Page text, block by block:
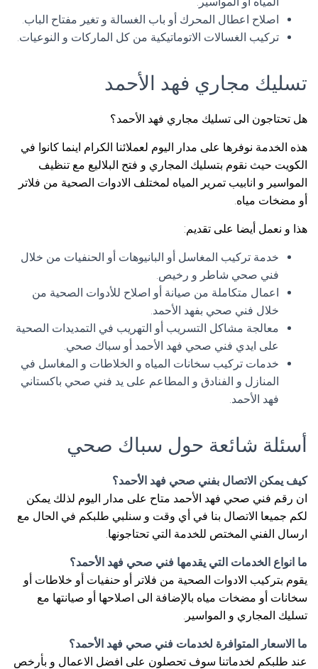
اصلاح اعطال المحرك أو باب الغسالة و تغير مفتاح الباب.
تركيب الغسالات الاتوماتيكية من كل الماركات و النوعيات.
تسليك مجاري فهد الأحمد
هل تحتاجون الى تسليك مجاري فهد الأحمد؟
هذه الخدمة نوفرها على مدار اليوم لعملائنا الكرام اينما كانوا في
الكويت حيث نقوم بتسليك المجاري و فتح البلاليع مع تنظيف
المواسير و انابيب تمرير المياه لمختلف الادوات الصحية من فلاتر
أو مضخات مياه.
هذا و نعمل أيضا على تقديم:
خدمة تركيب المغاسل أو البانيوهات أو الحنفيات من خلال
فني صحي شاطر و رخيص.
اعمال متكاملة من صيانة أو اصلاح للأدوات الصحية من
خلال فني صحي بفهد الأحمد.
معالجة مشاكل التسريب أو التهريب في التمديدات الصحية
على ايدي فني صحي فهد الأحمد أو سباك صحي.
خدمات تركيب سخانات المياه و الخلاطات و المغاسل في
المنازل و الفنادق و المطاعم على يد فني صحي باكستاني
فهد الأحمد.
أسئلة شائعة حول سباك صحي
كيف يمكن الاتصال بفني صحي فهد الأحمد؟
ان رقم فني صحي فهد الأحمد متاح على مدار اليوم لذلك يمكن
لكم جميعا الاتصال بنا في أي وقت و سنلبي طلبكم في الحال مع
ارسال الفني المختص للخدمة التي تحتاجونها.
ما انواع الخدمات التي يقدمها فني صحي فهد الأحمد؟
يقوم بتركيب الادوات الصحية من فلاتر أو حنفيات أو خلاطات أو
سخانات أو مضخات مياه بالإضافة الى اصلاحها أو صيانتها مع
تسليك المجاري و المواسير.
ما الاسعار المتوافرة لخدمات فني صحي فهد الأحمد؟
عند طلبكم لخدماتنا سوف تحصلون على افضل الاعمال و بأرخص